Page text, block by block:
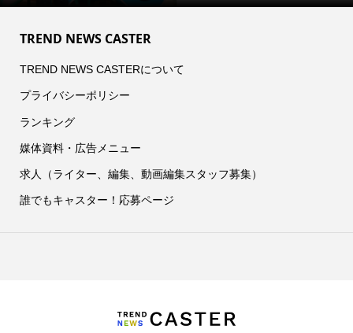
TREND NEWS CASTER
TREND NEWS CASTERについて
プライバシーポリシー
ランキング
媒体資料・広告メニュー
求人（ライター、編集、動画編集スタッフ募集）
誰でもキャスター！応募ページ